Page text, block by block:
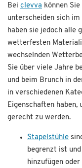
Bei clevva können
unterscheiden sich im
haben sie jedoch alle
wetterfesten
wechselnden
Sie über viele Jahre
und beim Brunch in
in verschiedenen
Eigenschaften haben,
gerecht zu werden.
Stapelstühle
begrenzt ist
hinzufügen